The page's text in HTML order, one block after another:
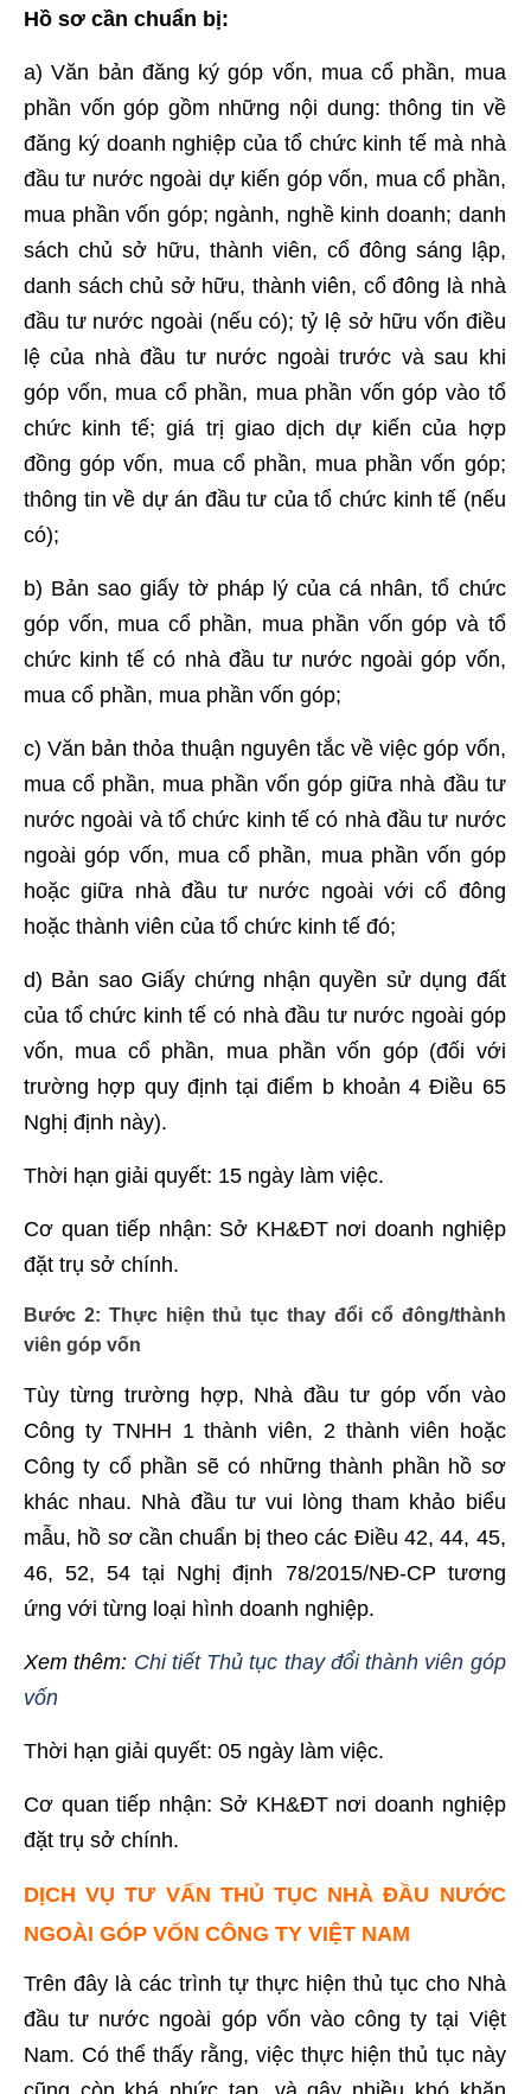
Hồ sơ cần chuẩn bị:
a) Văn bản đăng ký góp vốn, mua cổ phần, mua
phần vốn góp gồm những nội dung: thông tin về
đăng ký doanh nghiệp của tổ chức kinh tế mà nhà
đầu tư nước ngoài dự kiến góp vốn, mua cổ phần,
mua phần vốn góp; ngành, nghề kinh doanh; danh
sách chủ sở hữu, thành viên, cổ đông sáng lập,
danh sách chủ sở hữu, thành viên, cổ đông là nhà
đầu tư nước ngoài (nếu có); tỷ lệ sở hữu vốn điều
lệ của nhà đầu tư nước ngoài trước và sau khi
góp vốn, mua cổ phần, mua phần vốn góp vào tổ
chức kinh tế; giá trị giao dịch dự kiến của hợp
đồng góp vốn, mua cổ phần, mua phần vốn góp;
thông tin về dự án đầu tư của tổ chức kinh tế (nếu
có);
b) Bản sao giấy tờ pháp lý của cá nhân, tổ chức
góp vốn, mua cổ phần, mua phần vốn góp và tổ
chức kinh tế có nhà đầu tư nước ngoài góp vốn,
mua cổ phần, mua phần vốn góp;
c) Văn bản thỏa thuận nguyên tắc về việc góp vốn,
mua cổ phần, mua phần vốn góp giữa nhà đầu tư
nước ngoài và tổ chức kinh tế có nhà đầu tư nước
ngoài góp vốn, mua cổ phần, mua phần vốn góp
hoặc giữa nhà đầu tư nước ngoài với cổ đông
hoặc thành viên của tổ chức kinh tế đó;
d) Bản sao Giấy chứng nhận quyền sử dụng đất
của tổ chức kinh tế có nhà đầu tư nước ngoài góp
vốn, mua cổ phần, mua phần vốn góp (đối với
trường hợp quy định tại điểm b khoản 4 Điều 65
Nghị định này).
Thời hạn giải quyết: 15 ngày làm việc.
Cơ quan tiếp nhận: Sở KH&ĐT nơi doanh nghiệp
đặt trụ sở chính.
Bước 2: Thực hiện thủ tục thay đổi cổ đông/thành
viên góp vốn
Tùy từng trường hợp, Nhà đầu tư góp vốn vào
Công ty TNHH 1 thành viên, 2 thành viên hoặc
Công ty cổ phần sẽ có những thành phần hồ sơ
khác nhau. Nhà đầu tư vui lòng tham khảo biểu
mẫu, hồ sơ cần chuẩn bị theo các Điều 42, 44, 45,
46, 52, 54 tại Nghị định 78/2015/NĐ-CP tương
ứng với từng loại hình doanh nghiệp.
Xem thêm: Chi tiết Thủ tục thay đổi thành viên góp
vốn
Thời hạn giải quyết: 05 ngày làm việc.
Cơ quan tiếp nhận: Sở KH&ĐT nơi doanh nghiệp
đặt trụ sở chính.
DỊCH VỤ TƯ VẤN THỦ TỤC NHÀ ĐẦU NƯỚC
NGOÀI GÓP VỐN CÔNG TY VIỆT NAM
Trên đây là các trình tự thực hiện thủ tục cho Nhà
đầu tư nước ngoài góp vốn vào công ty tại Việt
Nam. Có thể thấy rằng, việc thực hiện thủ tục này